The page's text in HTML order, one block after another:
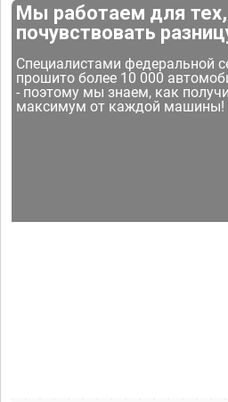
Мы работаем для
почувствовать
Специалистами федеральной
прошито более 10 000
- поэтому мы знаем, как
максимум от каждой машины!